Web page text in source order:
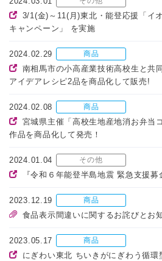
3/1(金)～11(月)東北・能登応援「イ
キャンペーン」 を実施
2024.02.29 商品
南相馬市の小高産業技術高校生と共
アイデアレシピ2品を商品化して販売!
2024.02.08 商品
宮城県主催「高校生地産地消お弁当
作品を商品化して発売！
2024.01.04 その他
『令和６年能登半島地震 緊急支援
2023.12.19 商品
食品表示間違いに関するお詫びとお
2023.05.17 商品
にぎわい東北 ちいきがにぎわう循